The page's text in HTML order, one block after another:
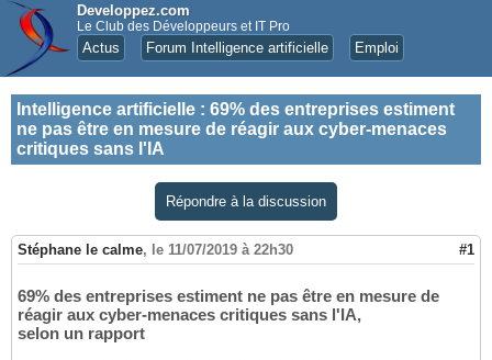
Developpez.com
Le Club des Développeurs et IT Pro
Actus Forum Intelligence artificielle Emploi
Intelligence artificielle : 69% des entreprises estiment
ne pas être en mesure de réagir aux cyber-menaces
critiques sans l'IA
Répondre à la discussion
Stéphane le calme, le 11/07/2019 à 22h30 #1
69% des entreprises estiment ne pas être en mesure de
réagir aux cyber-menaces critiques sans l'IA,
selon un rapport